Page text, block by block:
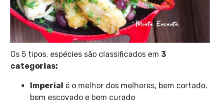
Os 5 tipos, espécies são classificados em 3
categorias:
Imperial é o melhor dos melhores, bem cortado,
bem escovado e bem curado